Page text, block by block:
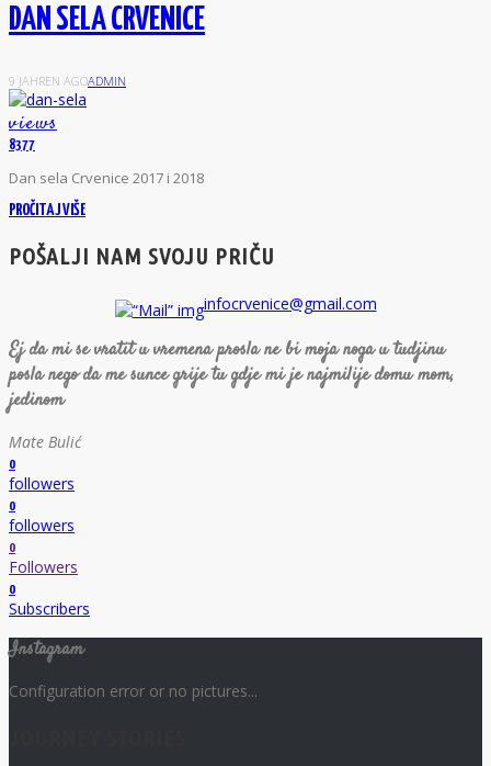
DAN SELA CRVENICE
9 JAHREN AGOADMIN
views
8377
Dan sela Crvenice 2017 i 2018
PROČITAJ VIŠE
POŠALJI NAM SVOJU PRIČU
infocrvenice@gmail.com
Ej da mi se vratit u vremena prosla ne bi moja noga u tudjinu
posla nego da me sunce grije tu gdje mi je najmilije domu mom,
jedinom
Mate Bulić
0
followers
0
followers
0
Followers
0
Subscribers
Instagram
Configuration error or no pictures...